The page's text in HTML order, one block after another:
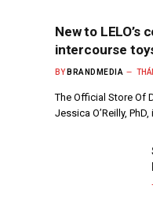
New to LELO’s
intercourse
BY BRANDMEDIA
The Official Store Of
Jessica O’Reilly,